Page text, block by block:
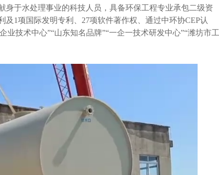
于水处理事业的科技人员，具备环保工程专业承包二级资
1项国际发明专利、27项软件著作权、通过中环协CEP认
业技术中心”“山东知名品牌”“一企一技术研发中心”“潍坊市工